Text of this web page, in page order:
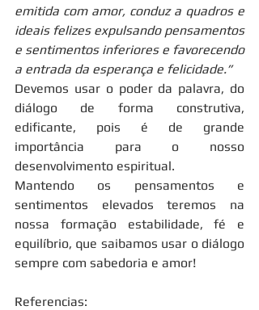
emitida com amor, conduz a quadros e
ideais felizes expulsando pensamentos
e sentimentos inferiores e favorecendo
a entrada da esperança e felicidade.”
Devemos usar o poder da palavra, do
diálogo de forma construtiva,
edificante, pois é de grande
importância para o nosso
desenvolvimento espiritual.
Mantendo os pensamentos e
sentimentos elevados teremos na
nossa formação estabilidade, fé e
equilíbrio, que saibamos usar o diálogo
sempre com sabedoria e amor!
Referencias: